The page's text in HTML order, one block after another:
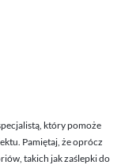
który pomoże
Pamiętaj, że oprócz
takich jakzaślepki do